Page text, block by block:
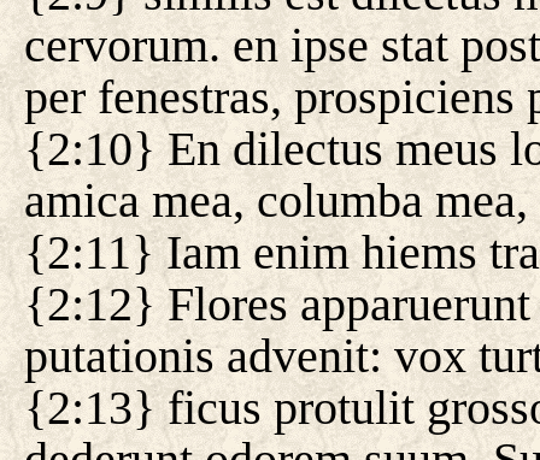
cervorum. en ipse stat
per fenestras, prospiciens
{2:10} En dilectus meus
amica mea, columba
{2:11} Iam enim hiems
{2:12} Flores
putationis advenit: vox
{2:13} ficus protulit